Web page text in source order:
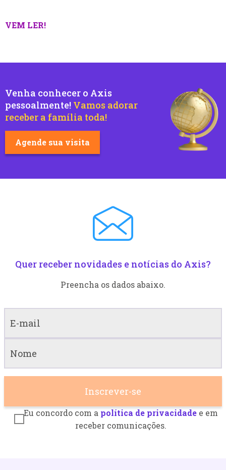
VEM LER!
Venha conhecer o Axis
pessoalmente! Vamos adorar
receber a família toda!
Agende sua visita
Quer receber novidades e notícias do Axis?
Preencha os dados abaixo.
Eu concordo com a política de privacidadee em
receber comunicações.